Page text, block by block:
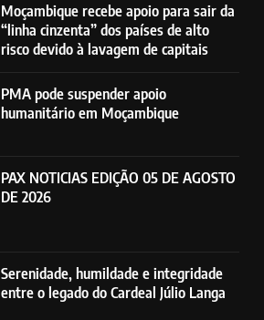
Moçambique recebe apoio para sair da
“linha cinzenta” dos países de alto
risco devido à lavagem de capitais
PMA pode suspender apoio
humanitário em Moçambique
PAX NOTICIAS EDIÇÃO 05 DE AGOSTO
DE 2026
Serenidade, humildade e integridade
entre o legado do Cardeal Júlio Langa